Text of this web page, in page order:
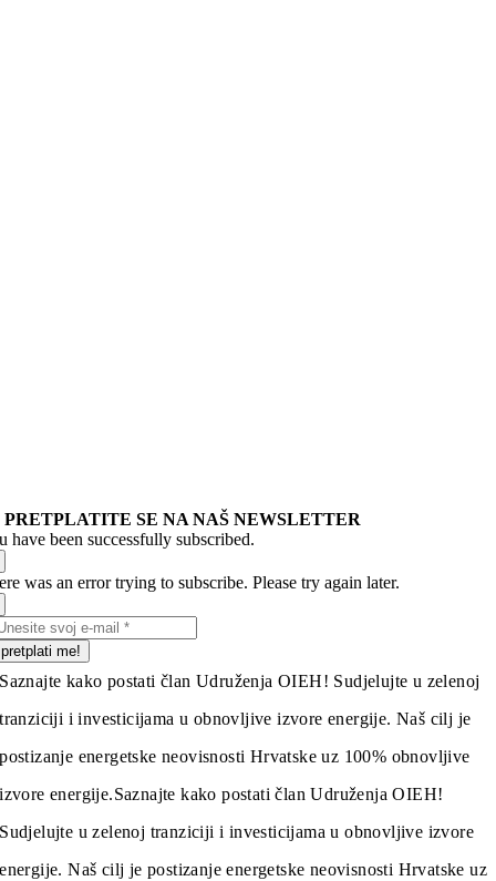
PRETPLATITE SE NA NAŠ NEWSLETTER
have been successfully subscribed.
was an error trying to subscribe. Please try again later.
pretplati me!
Saznajte kako postati član Udruženja OIEH! Sudjelujte u zelenoj
tranziciji i investicijama u obnovljive izvore energije. Naš cilj je
postizanje energetske neovisnosti Hrvatske uz 100% obnovljive
izvore energije.Saznajte kako postati član Udruženja OIEH!
Sudjelujte u zelenoj tranziciji i investicijama u obnovljive izvore
energije. Naš cilj je postizanje energetske neovisnosti Hrvatske uz